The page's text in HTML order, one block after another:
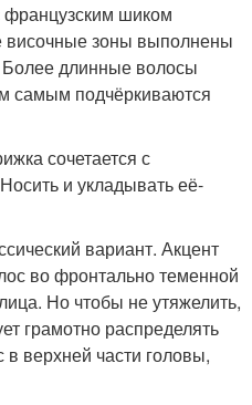
французским шиком
височные зоны выполнены
Более длинные волосы
самым подчёркиваются
сочетается с
и укладывать её-
вариант. Акцент
во фронтально теменной
Но чтобы не утяжелить,
грамотно распределять
в верхней части головы,